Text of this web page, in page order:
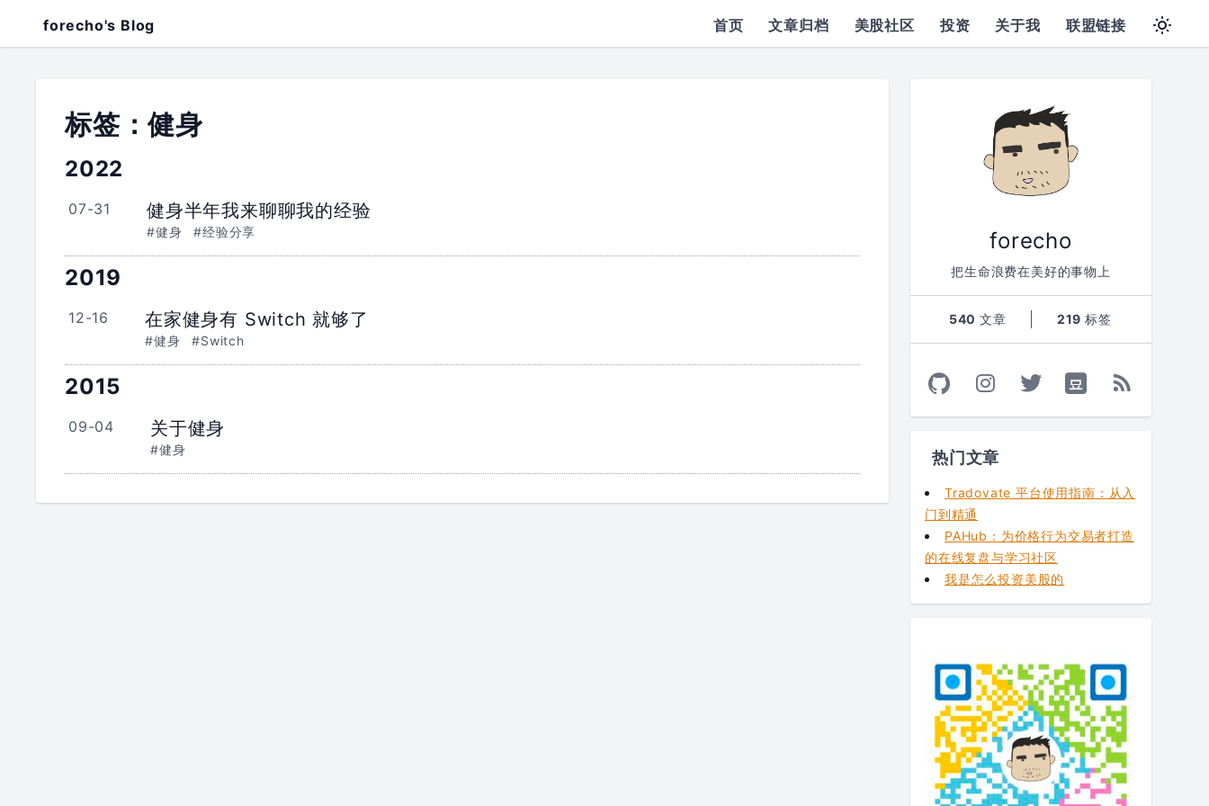
forecho's Blog 首页 文章归档 美股社区 投资 关于我 联盟链接
标签：健身
2022
07-31 健身半年我来聊聊我的经验
#健身 #经验分享
2019
12-16 在家健身有 Switch 就够了
#健身 #Switch
2015
09-04 关于健身
#健身
forecho
把生命浪费在美好的事物上
540文章 219标签
热门文章
Tradovate 平台使用指南：从入
门到精通
PAHub：为价格行为交易者打造
的在线复盘与学习社区
我是怎么投资美股的